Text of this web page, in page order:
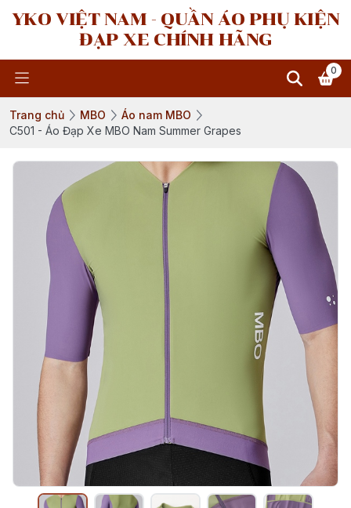
YKO VIỆT NAM - QUẦN ÁO PHỤ KIỆN
ĐẠP XE CHÍNH HÃNG
0
Trang chủ MBO
Áo nam MBO
C501 - Áo Đạp Xe MBO Nam Summer Grapes